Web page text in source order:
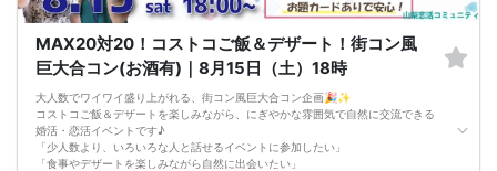
⚠️ 注意事項【キャンセルポリシー】
開催前日までに最小催行人数（5対5）に満たない場合は中止となります。不催行
の際は前日までにご連絡いたします（急なキャンセルによる不催行時も都度ご連
絡します）。
3日前より発生するキャンセル料については、運営上キャンセル料（活動費）が発
生することがございます。（一般参加費100％）
一度お申し込みをされたパーティーをキャンセルする場合：オミカレのシステム
上「キャンセル処理料（2,000円）」が発生します。
※一度キャンセルしたパーティーを再度ご予約された場合でも、≪キャンセル処理
の回数≫に応じてキャンセル処理費が発生いたします。
MAX20対20！コストコご飯＆デザート！街コン風
巨大合コン(お酒有)｜8月15日（土）18時
大人数でワイワイ盛り上がれる、街コン風巨大合コン企画🎉✨
コストコご飯＆デザートを楽しみながら、にぎやかな雰囲気で自然に交流できる
婚活・恋活イベントです♪
「少人数より、いろいろな人と話せるイベントに参加したい」
「食事やデザートを楽しみながら自然に出会いたい」